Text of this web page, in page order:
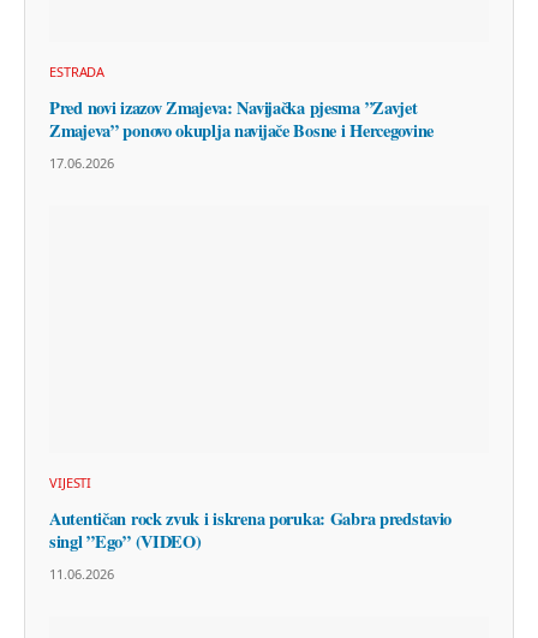
ESTRADA
Pred novi izazov Zmajeva: Navijačka pjesma ”Zavjet
Zmajeva” ponovo okuplja navijače Bosne i Hercegovine
17.06.2026
VIJESTI
Autentičan rock zvuk i iskrena poruka: Gabra predstavio
singl ”Ego” (VIDEO)
11.06.2026